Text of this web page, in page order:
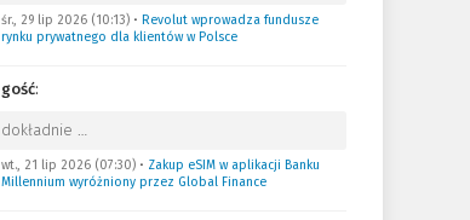
śr., 29 lip 2026 (10:13)• Revolut wprowadza fundusze
rynku prywatnego dla klientów w Polsce
gość:
dokładnie …
wt., 21 lip 2026 (07:30)• Zakup eSIM w aplikacji Banku
Millennium wyróżniony przez Global Finance